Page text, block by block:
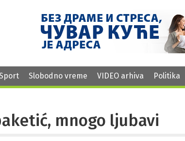
Slobodno vreme VIDEO arhiva Politika
mnogo ljubavi